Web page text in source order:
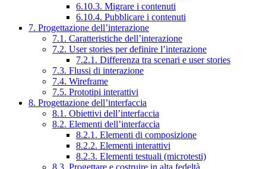
6.10.3. Migrare i contenuti
6.10.4. Pubblicare i contenuti
7. Progettazione dell’interazione
7.1. Caratteristiche dell’interazione
7.2. User stories per definire l’interazione
7.2.1. Differenza tra scenari e user stories
7.3. Flussi di interazione
7.4. Wireframe
7.5. Prototipi interattivi
8. Progettazione dell’interfaccia
8.1. Obiettivi dell’interfaccia
8.2. Elementi dell’interfaccia
8.2.1. Elementi di composizione
8.2.2. Elementi interattivi
8.2.3. Elementi testuali (microtesti)
8.3. Progettare e costruire in alta fedeltà